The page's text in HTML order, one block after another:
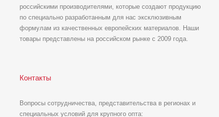
российскими производителями, которые создают продукцию
по специально разработанным для нас эксклюзивным
формулам из качественных европейских материалов. Наши
товары представлены на российском рынке с 2009 года.
Контакты
Вопросы сотрудничества, представительства в регионах и
специальных условий для крупного опта: